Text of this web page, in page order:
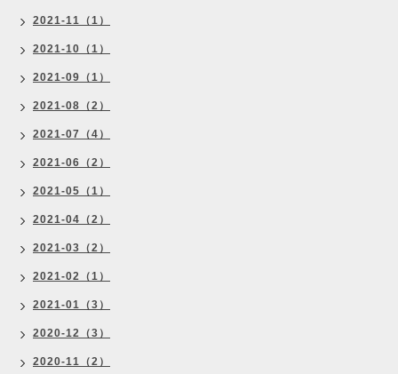
2021-11（1）
2021-10（1）
2021-09（1）
2021-08（2）
2021-07（4）
2021-06（2）
2021-05（1）
2021-04（2）
2021-03（2）
2021-02（1）
2021-01（3）
2020-12（3）
2020-11（2）